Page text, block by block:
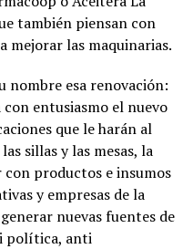
también piensan con
mejorar las maquinarias.
nombre esa renovación:
con entusiasmo el nuevo
que le harán al
sillas y las mesas, la
productos e insumos
y empresas de la
nuevas fuentes de
política, anti